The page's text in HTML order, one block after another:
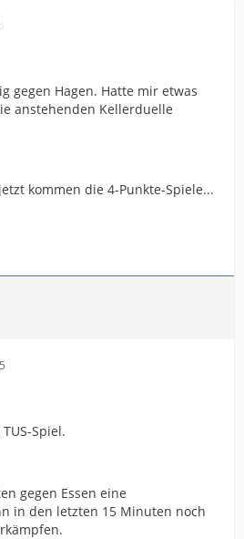
gegen Hagen. Hatte mir etwas
anstehenden Kellerduelle
kommen die 4-Punkte-Spiele...
Spiel.
gegen Essen eine
in den letzten 15 Minuten noch